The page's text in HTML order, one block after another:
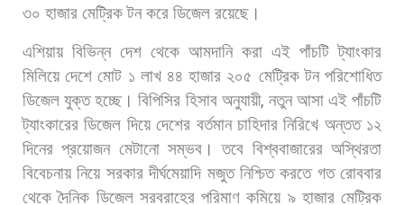
৩০ হাজার মেট্রিক টন করে ডিজেল রয়েছে।
এশিয়ায় বিভিন্ন দেশ থেকে আমদানি করা এই পাঁচটি ট্যাংকার
মিলিয়ে দেশে মোট ১ লাখ ৪৪ হাজার ২০৫ মেট্রিক টন পরিশোধিত
ডিজেল যুক্ত হচ্ছে। বিপিসির হিসাব অনুযায়ী, নতুন আসা এই পাঁচটি
ট্যাংকারের ডিজেল দিয়ে দেশের বর্তমান চাহিদার নিরিখে অন্তত ১২
দিনের প্রয়োজন মেটানো সম্ভব। তবে বিশ্ববাজারের অস্থিরতা
বিবেচনায় নিয়ে সরকার দীর্ঘমেয়াদি মজুত নিশ্চিত করতে গত রোববার
থেকে দৈনিক ডিজেল সরবরাহের পরিমাণ কমিয়ে ৯ হাজার মেট্রিক